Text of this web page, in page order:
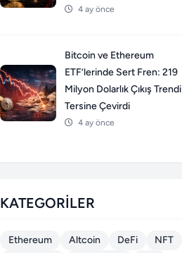
4 ay önce
Bitcoin ve Ethereum
ETF’lerinde Sert Fren: 219
Milyon Dolarlık Çıkış Trendi
Tersine Çevirdi
4 ay önce
KATEGORILER
Ethereum Altcoin DeFi
NFT